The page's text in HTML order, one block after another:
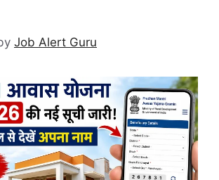
Job Alert Guru